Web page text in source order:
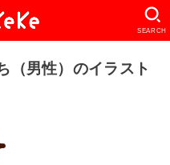
SEARCH
（男性）のイラスト